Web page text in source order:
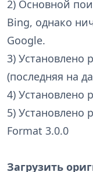
2) Основной
Bing, однако
Google.
3) Установлено
(последняя на
4) Установлено
5) Установлено
Format 3.0.0
Загрузить